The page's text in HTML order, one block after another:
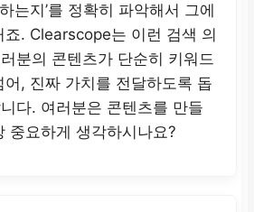
는지’를 정확히 파악해서 그에
죠. Clearscope는 이런 검색 의
분의 콘텐츠가 단순히 키워드
, 진짜 가치를 전달하도록 돕
다. 여러분은 콘텐츠를 만들
중요하게 생각하시나요?